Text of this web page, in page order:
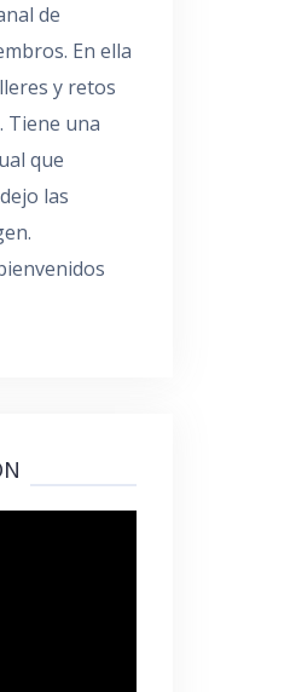
de
En ella
y retos
Tiene una
que
las